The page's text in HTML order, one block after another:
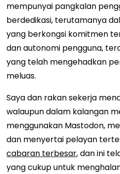
mempunyai pangkalan
berdedikasi, terutamanya
yang berkongsi komitmen
dan autonomi pengguna,
yang telah mengehadkan
meluas.
Saya dan rakan sekerja
walaupun dalam kalangan
menggunakan Mastodon,
dan menyertai pelayan
cabaran terbesar, dan ini
yang cukup untuk